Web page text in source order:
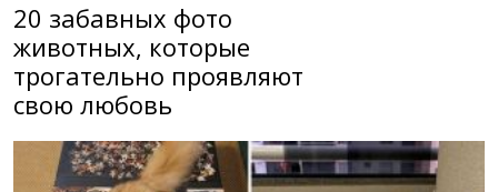
20 забавных фото
животных, которые
трогательно проявляют
свою любовь